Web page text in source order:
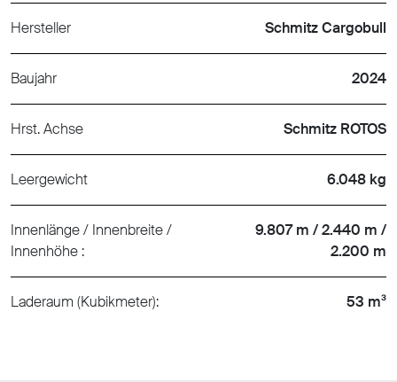
Hersteller Schmitz Cargobull
Baujahr 2024
Hrst. Achse Schmitz ROTOS
Leergewicht 6.048 kg
Innenlänge / Innenbreite /
Innenhöhe :
9.807 m / 2.440 m /
2.200 m
Laderaum (Kubikmeter): 53 m³